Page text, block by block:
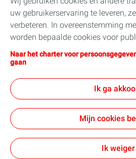
Onze producten in België
Nuttige links
Onze online verkoopsites
Algemene
Algemene vorwaarden
Toegankelijkheid
uw gebruikerservaring te leveren,
verbeteren. In overeenstemming
worden bepaalde cookies voor
geïnstalleerd. U kunt uw cookie-
moment wijzigen door op de knop
u in met de installatie van alle
weiger" klikt, zullen alleen de
gebruikt die nodig zijn voor de
Voor meer informatie kunt u de
Naar het charter voor
gaan
Ik ga
Mijn cookies
Ik weiger